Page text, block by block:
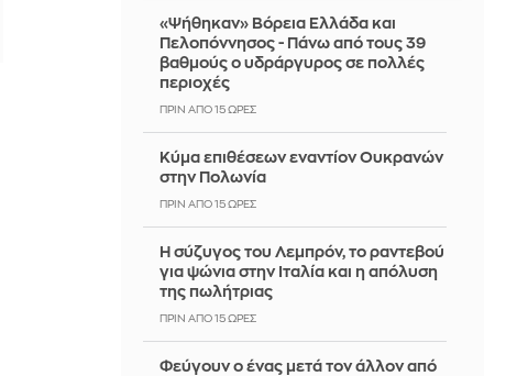
«Ψήθηκαν» Βόρεια Ελλάδα και
Πελοπόννησος - Πάνω από τους 39
βαθμούς ο υδράργυρος σε πολλές
περιοχές
ΠΡΙΝ ΑΠΌ 15 ΏΡΕΣ
Κύμα επιθέσεων εναντίον Ουκρανών
στην Πολωνία
ΠΡΙΝ ΑΠΌ 15 ΏΡΕΣ
Η σύζυγος του Λεμπρόν, το ραντεβού
για ψώνια στην Ιταλία και η απόλυση
της πωλήτριας
ΠΡΙΝ ΑΠΌ 15 ΏΡΕΣ
Φεύγουν ο ένας μετά τον άλλον από